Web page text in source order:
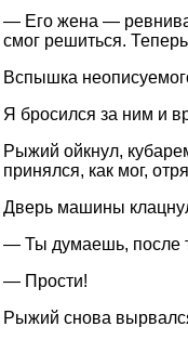
— Его жена —
смог решиться.
Вспышка
Я бросился за ним и
Рыжий ойкнул,
принялся, как мог,
Дверь машины
— Ты думаешь, после
— Прости!
Рыжий снова